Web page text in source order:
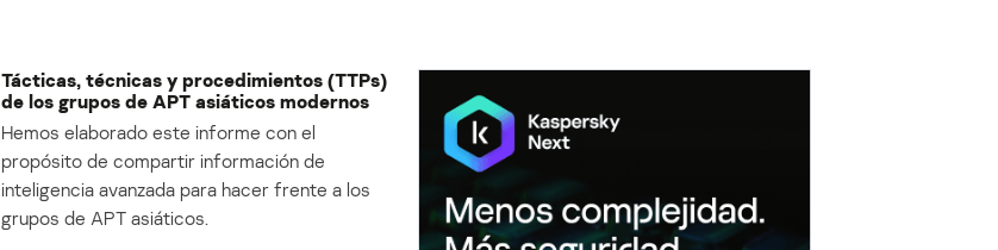
Tácticas, técnicas y procedimientos (TTPs)
de los grupos de APT asiáticos modernos
Hemos elaborado este informe con el
propósito de compartir información de
inteligencia avanzada para hacer frente a los
grupos de APT asiáticos.